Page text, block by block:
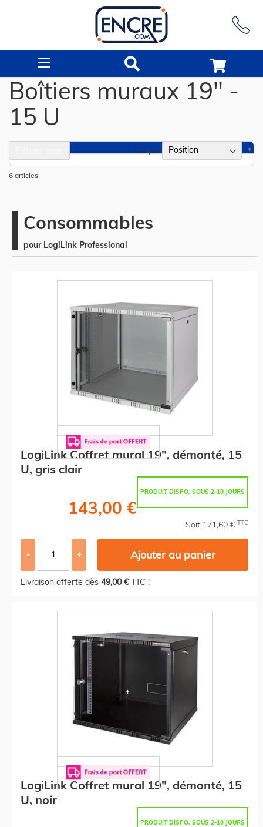
Boîtiers muraux 19" -
15 U
6 articles
Trier par
Consommables
pour LogiLink Professional
LogiLink Coffret mural 19", démonté, 15
U, gris clair
PRODUIT DISPO. SOUS 2-10 JOURS
143,00 €
Soit 171,60 € TTC
- + Ajouter au panier
Livraison offerte dès 49,00 €TTC !
LogiLink Coffret mural 19", démonté, 15
U, noir
PRODUIT DISPO. SOUS 2-10 JOURS